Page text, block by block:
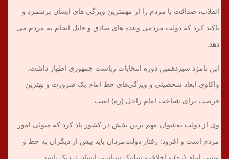
انقلاب، صداقت با مردم را از مهمترین ویژگی های ایشان برشمرد و
تاکید کرد که دولت مردمی وعده های صادق و قابل انجام به مردم می
دهد.
این نامزد سیزدهمین دوره انتخابات ریاست جمهوری اظهار داشت:
واکاوی ابعاد شخصیتی و ویژگی‌های خط امام یک ضرورت و بهترین
فرصت برای شناخت امام راحل (ره) است.
وی از دولت به‌عنوان مهم ترین بخش در کشور یاد کرد که متولی امور
مردم است و افزود: رفتار دولت‌مردان باید بیش از دیگران به خط و